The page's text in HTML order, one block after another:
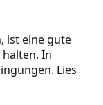
ist eine gute
halten. In
Lies